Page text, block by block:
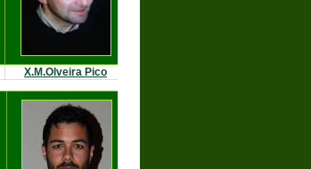
X.M.Olveira Pico